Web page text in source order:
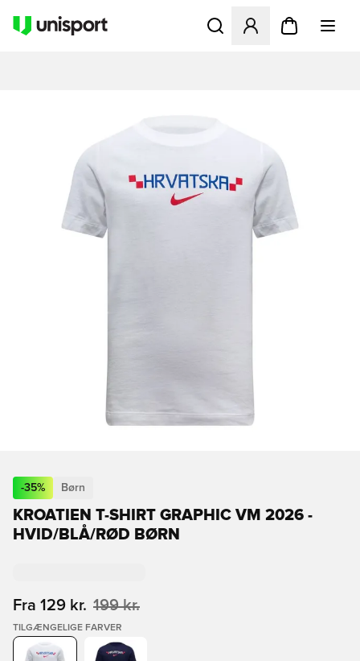
Åbner en Modal til at
-35% Børn
KROATIEN T-SHIRT GRAPHIC VM 2026 -
HVID/BLÅ/RØD BØRN
Fra 129 kr. 199 kr.
TILGÆNGELIGE FARVER